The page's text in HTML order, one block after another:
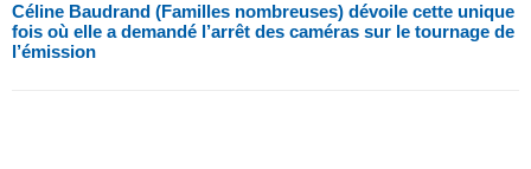
Céline Baudrand (Familles nombreuses) dévoile cette unique
fois où elle a demandé l’arrêt des caméras sur le tournage de
l’émission